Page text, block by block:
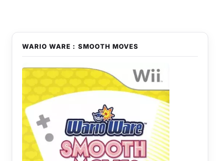
WARIO WARE : SMOOTH MOVES